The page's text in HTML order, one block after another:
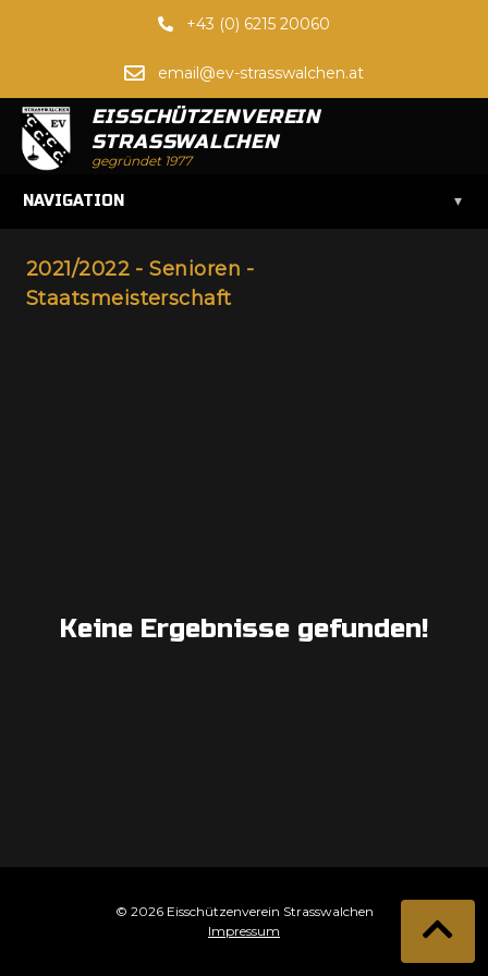
+43 (0) 6215 20060
email@ev-strasswalchen.at
EISSCHÜTZENVEREIN
STRASSWALCHEN
gegründet 1977
NAVIGATION ▾
2021/2022 - Senioren -
Staatsmeisterschaft
Keine Ergebnisse gefunden!
© 2026 Eisschützenverein Strasswalchen
Impressum